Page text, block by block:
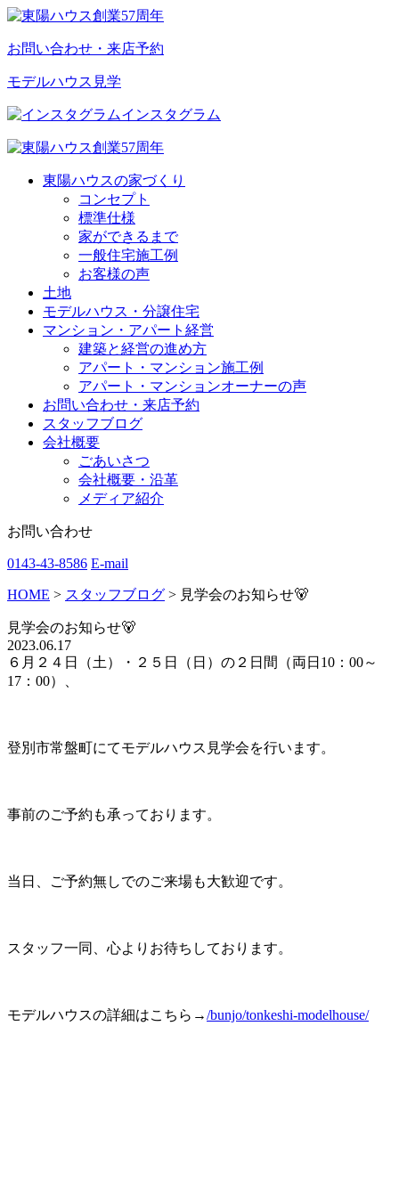
お問い合わせ・来店予約
モデルハウス見学
インスタグラム
東陽ハウスの家づくり
コンセプト
標準仕様
家ができるまで
一般住宅施工例
お客様の声
土地
モデルハウス・分譲住宅
マンション・アパート経営
建築と経営の進め方
アパート・マンション施工例
アパート・マンションオーナーの声
お問い合わせ・来店予約
スタッフブログ
会社概要
ごあいさつ
会社概要・沿革
メディア紹介
お問い合わせ
0143-43-8586 E-mail
HOME > スタッフブログ > 見学会のお知らせ🐻
見学会のお知らせ🐻
2023.06.17
６月２４日（土）・２５日（日）の２日間（両日10：00～
17：00）、
登別市常盤町にてモデルハウス見学会を行います。
事前のご予約も承っております。
当日、ご予約無しでのご来場も大歓迎です。
スタッフ一同、心よりお待ちしております。
モデルハウスの詳細はこちら→/bunjo/tonkeshi-modelhouse/